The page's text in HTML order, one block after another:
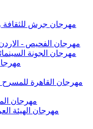
مهرجان الفحيص - الاردن
مهرجان الجونة السينمائي 2023+2024+2025
مهرجان المسرح
مهرجان الهيئة العربية